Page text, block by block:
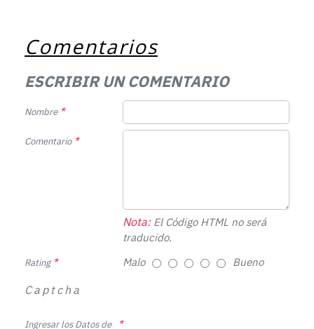
Comentarios
ESCRIBIR UN COMENTARIO
Nombre
Comentario
Nota:El Código HTML no será
traducido.
Rating Malo Bueno
Captcha
Ingresar los Datos de